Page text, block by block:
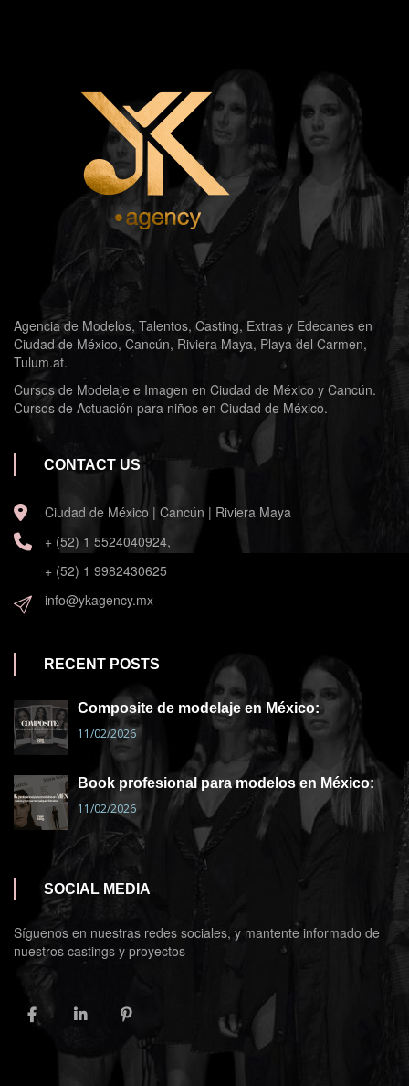
Agencia de Modelos, Talentos, Casting, Extras y Edecanes en
Ciudad de México, Cancún, Riviera Maya, Playa del Carmen,
Tulum.at.
Cursos de Modelaje e Imagen en Ciudad de México y Cancún.
Cursos de Actuación para niños en Ciudad de México.
CONTACT US
Ciudad de México | Cancún | Riviera Maya
+ (52) 1 5524040924,
+ (52) 1 9982430625
info@ykagency.mx
RECENT POSTS
Composite de modelaje en México:
11/02/2026
Book profesional para modelos en México:
11/02/2026
SOCIAL MEDIA
Síguenos en nuestras redes sociales, y mantente informado de
nuestros castings y proyectos
FACEBOOKLINKEDINPINTEREST